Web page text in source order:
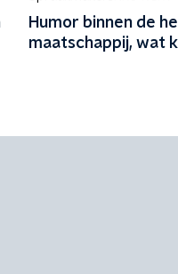
Humor binnen de
maatschappij, wat